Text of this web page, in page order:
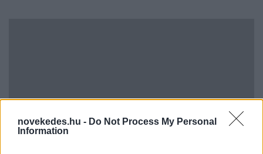
novekedes.hu - Do Not Process My Personal
Information
Mi lett Alain Delon vagyonával? Adóhatósági